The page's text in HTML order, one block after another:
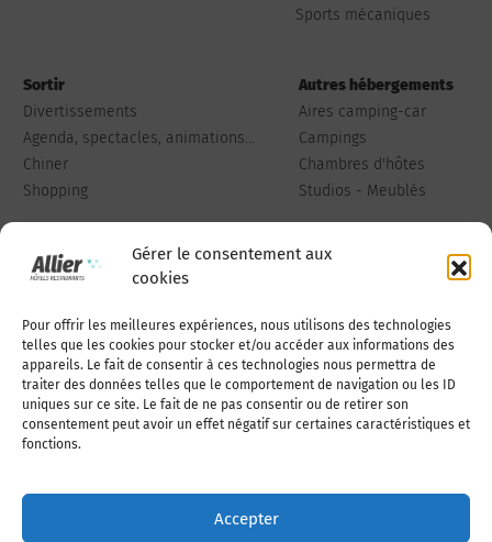
Gérer le consentement aux
cookies
Pour offrir les meilleures expériences, nous utilisons des technologies
telles que les cookies pour stocker et/ou accéder aux informations des
appareils. Le fait de consentir à ces technologies nous permettra de
traiter des données telles que le comportement de navigation ou les ID
uniques sur ce site. Le fait de ne pas consentir ou de retirer son
consentement peut avoir un effet négatif sur certaines caractéristiques et
fonctions.
Accepter
Sports mécaniques
Sortir
Divertissements
Agenda, spectacles, animations...
Chiner
Shopping
Autres hébergements
Aires camping-car
Campings
Chambres d'hôtes
Studios - Meublés
Qui sommes-nous Publiez votre annonce
Adhérer à l’association Nous contacter